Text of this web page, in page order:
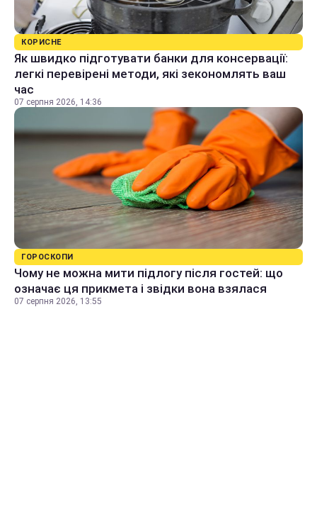
КОРИСНЕ
Як швидко підготувати банки для консервації:
легкі перевірені методи, які зекономлять ваш
час
07 серпня 2026, 14:36
ГОРОСКОПИ
Чому не можна мити підлогу після гостей: що
означає ця прикмета і звідки вона взялася
07 серпня 2026, 13:55